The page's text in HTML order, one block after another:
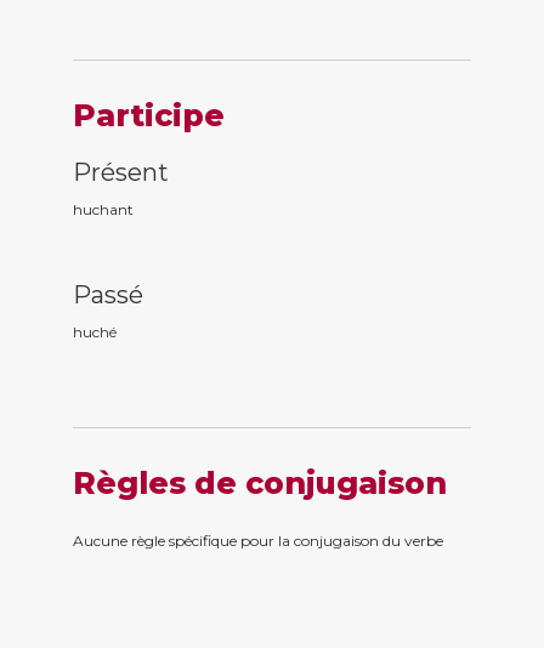
Participe
Présent
huchant
Passé
huché
Règles de conjugaison
Aucune règle spécifique pour la conjugaison du verbe